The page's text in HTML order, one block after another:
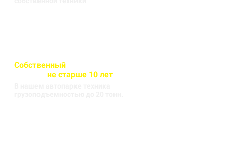
Собственный
не старше 10 лет